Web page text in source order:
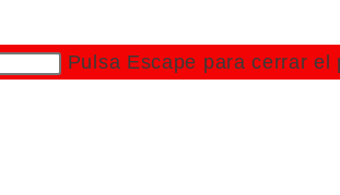
Pulsa Escape para cerrar el